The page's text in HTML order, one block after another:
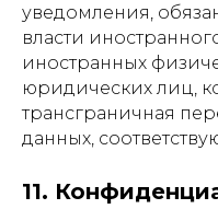
уведомления,
власти
иностранных
юридических лиц,
трансграничная
данных,
11.